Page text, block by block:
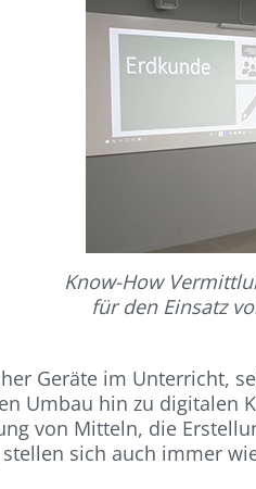
Know-How
für den Einsatz
Geräte im Unterricht,
Umbau hin zu
von Mitteln, die
sich auch immer